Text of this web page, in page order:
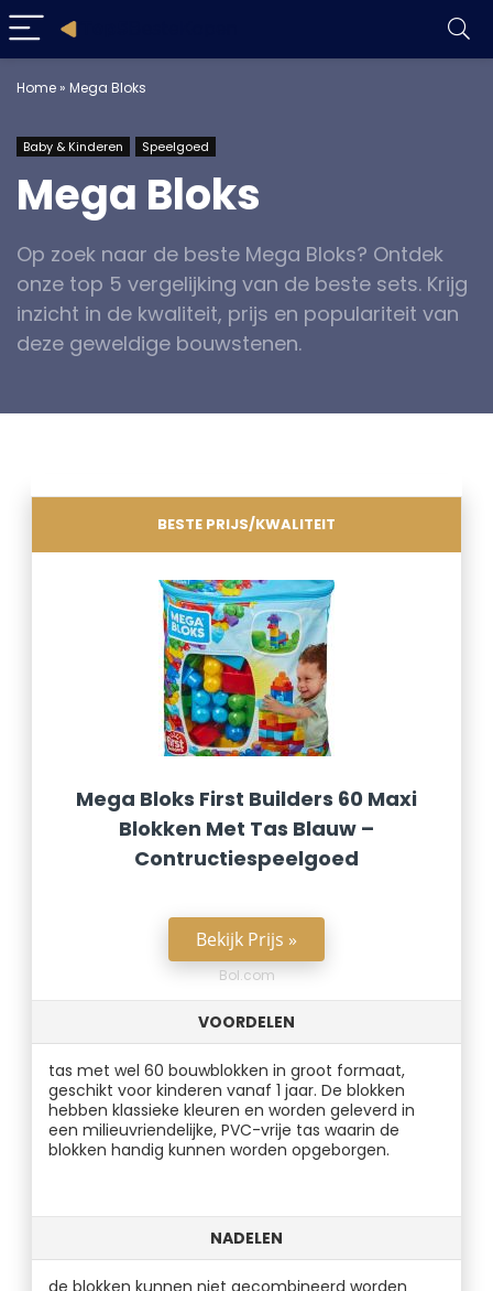
Home» Mega Bloks
Baby & Kinderen Speelgoed
Mega Bloks
Op zoek naar de beste Mega Bloks? Ontdek
onze top 5 vergelijking van de beste sets. Krijg
inzicht in de kwaliteit, prijs en populariteit van
deze geweldige bouwstenen.
BESTE PRIJS/KWALITEIT
Mega Bloks First Builders 60 Maxi
Blokken Met Tas Blauw –
Contructiespeelgoed
Bekijk Prijs »
Bol.com
VOORDELEN
tas met wel 60 bouwblokken in groot formaat,
geschikt voor kinderen vanaf 1 jaar. De blokken
hebben klassieke kleuren en worden geleverd in
een milieuvriendelijke, PVC-vrije tas waarin de
blokken handig kunnen worden opgeborgen.
NADELEN
de blokken kunnen niet gecombineerd worden